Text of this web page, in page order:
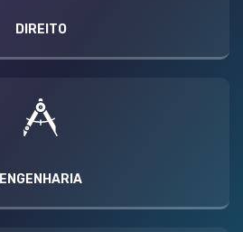
DIREITO
ENGENHARIA